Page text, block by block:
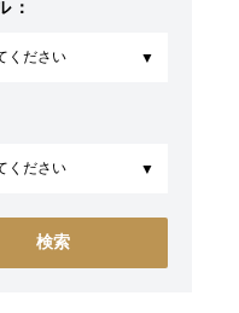
：